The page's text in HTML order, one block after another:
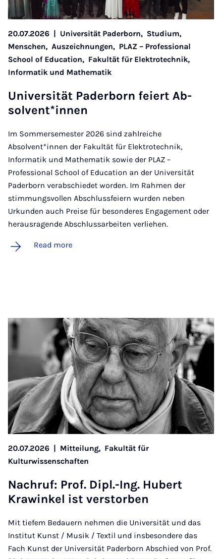
20.07.2026 Universität Paderborn, Studium,
Menschen, Auszeichnungen, PLAZ – Professional
School of Education, Fakultät für Elektrotechnik,
Informatik und Mathematik
Uni­versität Pader­born feiert Ab­
solvent*innen
Im Sommersemester 2026 sind zahlreiche
Absolvent*innen der Fakultät für Elektrotechnik,
Informatik und Mathematik sowie der PLAZ –
Professional School of Education an der Universität
Paderborn verabschiedet worden. Im Rahmen der
stimmungsvollen Abschlussfeiern wurden neben
Urkunden auch Preise für besonderes Engagement oder
herausragende Abschlussarbeiten verliehen.
Read more
20.07.2026 Mitteilung, Fakultät für
Kulturwissenschaften
Na­chruf: Prof. Dipl.-Ing. Hubert
Krawinkel ist ver­storben
Mit tiefem Bedauern nehmen die Universität und das
Institut Kunst / Musik / Textil und insbesondere das
Fach Kunst der Universität Paderborn Abschied von Prof.